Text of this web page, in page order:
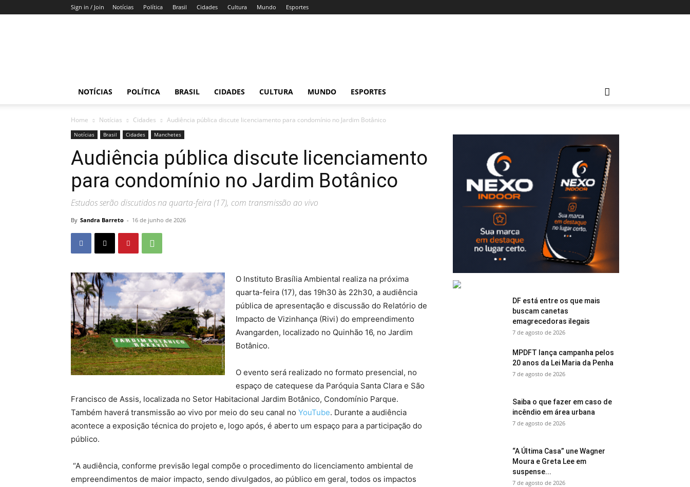
Sign in / Join Notícias Política Brasil Cidades Cultura Mundo Esportes
NOTÍCIAS POLÍTICA BRASIL CIDADES CULTURA MUNDO ESPORTES
Home Notícias Cidades Audiência pública discute licenciamento para condomínio no Jardim Botânico
Notícias Brasil Cidades Manchetes
Audiência pública discute licenciamento
para condomínio no Jardim Botânico
Estudos serão discutidos na quarta-feira (17), com transmissão ao vivo
By Sandra Barreto - 16 de junho de 2026
O Instituto Brasília Ambiental realiza na próxima
quarta-feira (17), das 19h30 às 22h30, a audiência
pública de apresentação e discussão do Relatório de
Impacto de Vizinhança (Rivi) do empreendimento
Avangarden, localizado no Quinhão 16, no Jardim
Botânico.
O evento será realizado no formato presencial, no
espaço de catequese da Paróquia Santa Clara e São
Francisco de Assis, localizada no Setor Habitacional Jardim Botânico, Condomínio Parque.
Também haverá transmissão ao vivo por meio do seu canal no YouTube. Durante a audiência
acontece a exposição técnica do projeto e, logo após, é aberto um espaço para a participação do
público.
“A audiência, conforme previsão legal compõe o procedimento do licenciamento ambiental de
empreendimentos de maior impacto, sendo divulgados, ao público em geral, todos os impactos
DF está entre os que mais
buscam canetas
emagrecedoras ilegais
7 de agosto de 2026
MPDFT lança campanha pelos
20 anos da Lei Maria da Penha
7 de agosto de 2026
Saiba o que fazer em caso de
incêndio em área urbana
7 de agosto de 2026
“A Última Casa” une Wagner
Moura e Greta Lee em
suspense...
7 de agosto de 2026